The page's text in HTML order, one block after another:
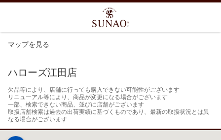
マップを見る
ハローズ江田店
欠品等により、店舗に行っても購入できない可能性がございます
リニューアル等により、商品が変更になる場合がございます
一部、検索できない商品、並びに店舗がございます
取扱店舗検索は過去の出荷実績に基づくものであり、最新の取扱状況とは異
なる場合がございます